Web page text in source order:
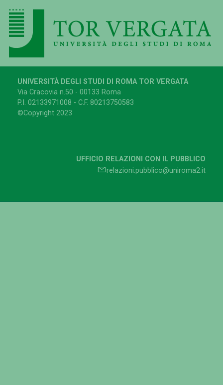
UNIVERSITÀ DEGLI STUDI DI ROMA TOR VERGATA
Via Cracovia n.50 - 00133 Roma
P.I. 02133971008 - C.F. 80213750583
©Copyright 2023
UFFICIO RELAZIONI CON IL PUBBLICO
relazioni.pubblico@uniroma2.it